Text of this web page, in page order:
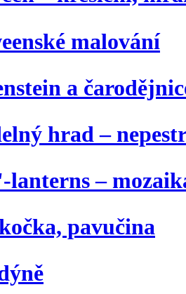
malování
a
hrad –
lanterns –
pavučina